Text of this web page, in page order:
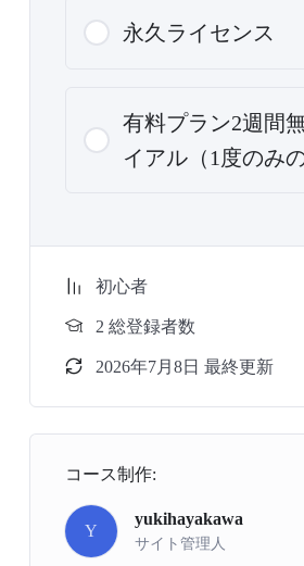
永久ライセンス
有料プラン2週間
イアル（1度のみ
初心者
2 総登録者数
2026年7月8日 最終更新
コース制作:
Y
yukihayakawa
サイト管理人